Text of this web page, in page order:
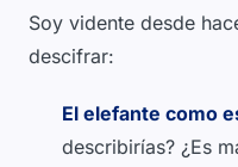
Soy vidente desde
descifrar:
El elefante como
describirías? ¿Es